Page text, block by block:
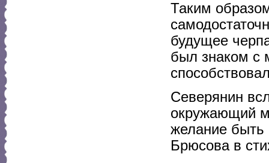
Таким
будущее
был знаком с
Северянин
окружающий
желание быть
Брюсова в